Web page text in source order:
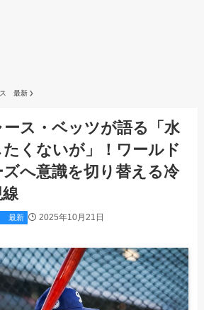
ス 最新
ース・ベッツが語る「水
たくないが」！ワールド
ズへ意識を切り替える冷
最新 2025年10月21日